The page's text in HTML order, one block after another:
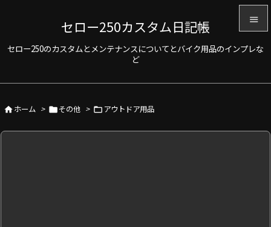
セロー250カスタム日記帳
セロー250のカスタムとメンテナンスについてとバイク用品のインプレな
ど


ホーム > その他 >  アウトドア用品